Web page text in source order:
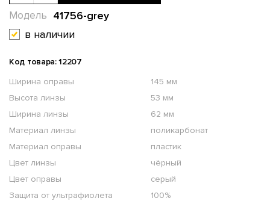
41756-grey
Модель
в наличии
Код товара: 12207
Ширина оправы
145 мм
Высота линзы
53 мм
Ширина линзы
62 мм
Материал линзы
поликарбонат
Материал оправы
пластик
Цвет линзы
чёрный
Цвет оправы
серый
Защита от ультрафиолета
100%